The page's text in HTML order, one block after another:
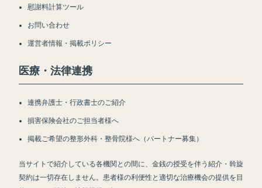
慰謝料計算ツール
お問い合わせ
運営者情報・掲載ポリシー
医療・法律連携
連携弁護士・行政書士のご紹介
損害保険会社のご担当者様へ
掲載ご希望の整形外科・整骨院様へ（パートナー募集）
当サイトで紹介している各機関との間に、金銭の授受を伴う紹介・斡旋
契約は一切存在しません。患者様の利便性と適切な治療機会の提供を目